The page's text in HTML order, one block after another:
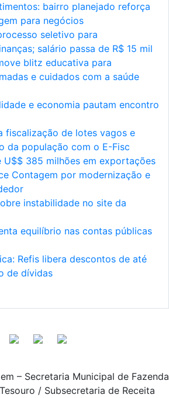
bairro planejado reforça
para negócios
seletivo para
salário passa de R$ 15 mil
blitz educativa para
e cuidados com a saúde
e economia pautam encontro
fiscalização de lotes vagos e
da população com o E-Fisc
U$$ 385 milhões em exportações
Contagem por modernização e
instabilidade no site da
equilíbrio nas contas públicas
Refis libera descontos de até
de dívidas
– Secretaria Municipal de Fazenda
/ Subsecretaria de Receita